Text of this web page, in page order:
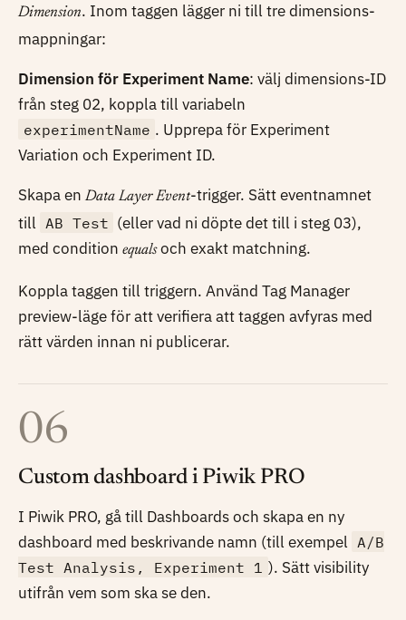
Dimension. Inom taggen lägger ni till tre dimensions-
mappningar:
Dimension för Experiment Name: välj dimensions-ID
från steg 02, koppla till variabeln
experimentName . Upprepa för Experiment
Variation och Experiment ID.
Skapa en Data Layer Event-trigger. Sätt eventnamnet
till AB Test (eller vad ni döpte det till i steg 03),
med condition equalsoch exakt matchning.
Koppla taggen till triggern. Använd Tag Manager
preview-läge för att verifiera att taggen avfyras med
rätt värden innan ni publicerar.
06
Custom dashboard i Piwik PRO
I Piwik PRO, gå till Dashboards och skapa en ny
dashboard med beskrivande namn (till exempel A/B
Test Analysis, Experiment 1 ). Sätt visibility
utifrån vem som ska se den.